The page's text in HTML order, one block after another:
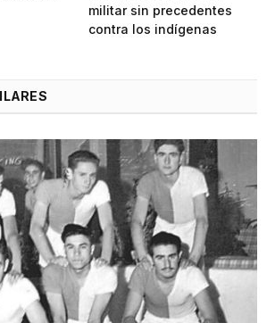
militar sin precedentes
contra los indígenas